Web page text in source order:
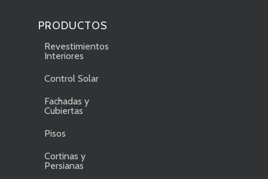
PRODUCTOS
Revestimientos
Interiores
Control Solar
Fachadas y
Cubiertas
Pisos
Cortinas y
Persianas